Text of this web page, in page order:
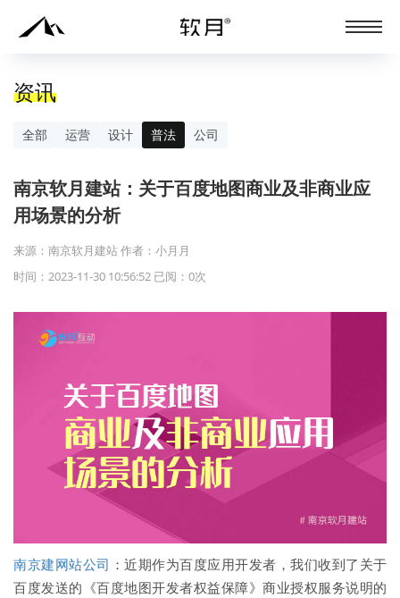
资讯
全部 运营 设计 普法 公司
南京软月建站：关于百度地图商业及非商业应
用场景的分析
来源：南京软月建站 作者：小月月
时间：2023-11-30 10:56:52 已阅： 0次
南京建网站公司 ：近期作为百度应用开发者，我们收到了关于
百度发送的《百度地图开发者权益保障》商业授权服务说明的